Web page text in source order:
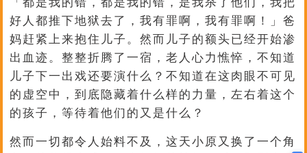
好人都推下地狱去了，我有罪啊，我有罪啊！」爸
妈赶紧上来抱住儿子。然而儿子的额头已经开始渗
出血迹。整整折腾了一宿，老人心力憔悴，不知道
儿子下一出戏还要演什么？不知道在这肉眼不可见
的虚空中，到底隐藏着什么样的力量，左右着这个
的孩子，等待着他们的又是什么？
然而一切都令人始料不及，这天小原又换了一个角